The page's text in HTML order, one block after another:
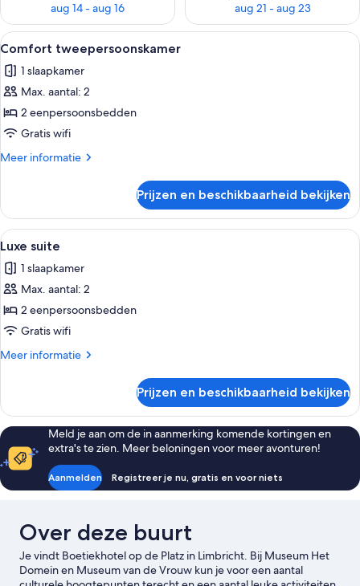
aug 14 - aug 16
aug 21 - aug 23
Alle
foto's
voor
Comfort
tweepersoonskamer
laden
Een slaapkamer met een groot bed,
19
Comfort tweepersoonskamer
1 slaapkamer
Max. aantal: 2
2 eenpersoonsbedden
Gratis wifi
Meer informatie
Meer
tweepersoonskamer
Prijzen en beschikbaarheid bekijken
Alle
foto's
voor
Luxe
suite
laden
Een slaapkamer met een bed, een
7
Luxe suite
1 slaapkamer
Max. aantal: 2
2 eenpersoonsbedden
Gratis wifi
Meer informatie
Meer
suite
Prijzen en beschikbaarheid bekijken
Meld je aan om de in aanmerking komende kortingen en
extra's te zien. Meer beloningen voor meer avonturen!
Aanmelden Registreer je nu, gratis en voor niets
Over deze buurt
Je vindt Boetiekhotel op de Platz in Limbricht. Bij Museum Het
Domein en Museum van de Vrouw kun je voor een aantal